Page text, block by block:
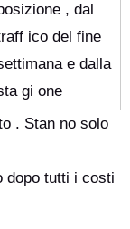
, dal
ico del fine
e dalla
gi one
. Stan no solo
dopo tutti i costi